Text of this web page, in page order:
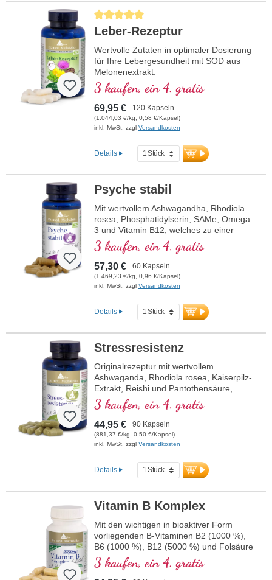
Durchschnittliche Bewertung von 5 von 5 Sternen
Leber-Rezeptur
Wertvolle Zutaten in optimaler Dosierung
für Ihre Lebergesundheit mit SOD aus
Melonenextrakt.
3 kaufen, ein 4. gratis
69,95 € 120 Kapseln
(1.044,03 €/kg, 0,58 €/Kapsel)
inkl. MwSt. zzgl Versandkosten
Details
Psyche stabil
Mit wertvollem Ashwagandha, Rhodiola
rosea, Phosphatidylserin, SAMe, Omega
3 und Vitamin B12, welches zu einer
normalen Funktion der Psyche beiträgt.
3 kaufen, ein 4. gratis
57,30 € 60 Kapseln
(1.469,23 €/kg, 0,96 €/Kapsel)
inkl. MwSt. zzgl Versandkosten
Details
Stressresistenz
Originalrezeptur mit wertvollem
Ashwaganda, Rhodiola rosea, Kaiserpilz-
Extrakt, Reishi und Pantothensäure,
welche zu einer normalen geistigen
Leistung beiträgt. Vitamin E trägt zum
Schutz der Zellen vor oxidativem Stress
bei.
3 kaufen, ein 4. gratis
44,95 € 90 Kapseln
(881,37 €/kg, 0,50 €/Kapsel)
inkl. MwSt. zzgl Versandkosten
Details
Vitamin B Komplex
Mit den wichtigen in bioaktiver Form
vorliegenden B-Vitaminen B2 (1000 %),
B6 (1000 %), B12 (5000 %) und Folsäure
(400 %) sowie allen anderen B-Vitaminen.
Mit Methylcobalamin und
3 kaufen, ein 4. gratis